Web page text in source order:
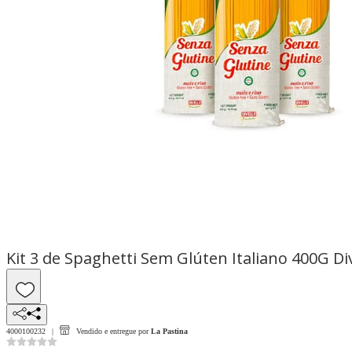
Kit 3 de Spaghetti Sem Glúten Italiano 400G
4000100232 Vendido e entregue por La Pastina